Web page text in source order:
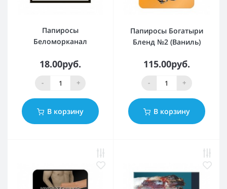
Папиросы
Беломорканал
18.00руб.
- +
В корзину
Папиросы Богатыри
Бленд №2 (Ваниль)
115.00руб.
- +
В корзину